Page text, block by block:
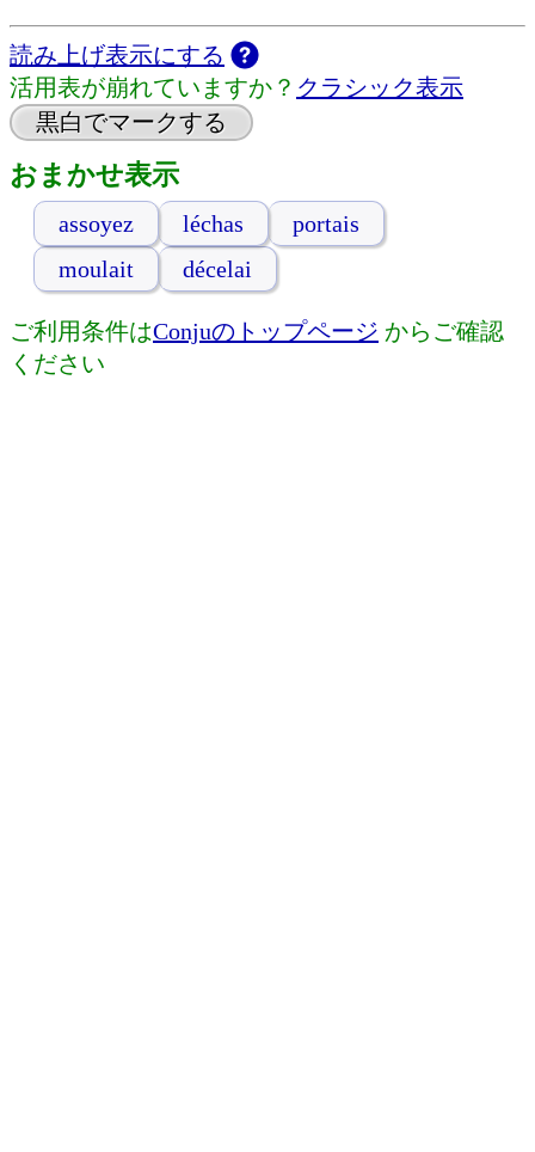
読み上げ表示にする
活用表が崩れていますか？ クラシック表示
黒白でマークする
おまかせ表示
assoyez léchas
portais
moulait
décelai
ご利用条件はConjuのトップページ からご確認
ください